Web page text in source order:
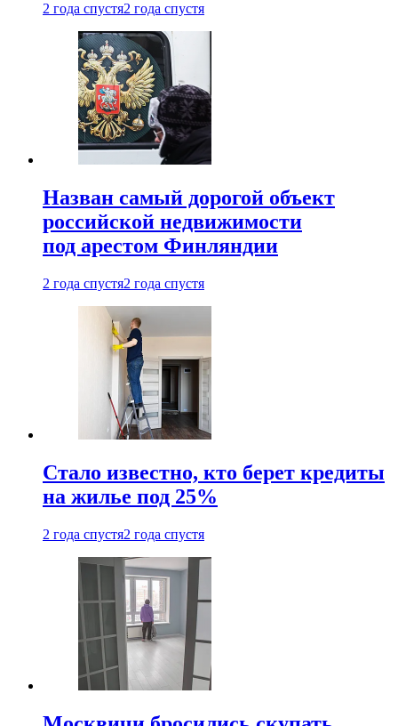
2 года спустя2 года спустя
Назван самый дорогой объект
российской недвижимости
под арестом Финляндии
2 года спустя2 года спустя
Стало известно, кто берет кредиты
на жилье под 25%
2 года спустя2 года спустя